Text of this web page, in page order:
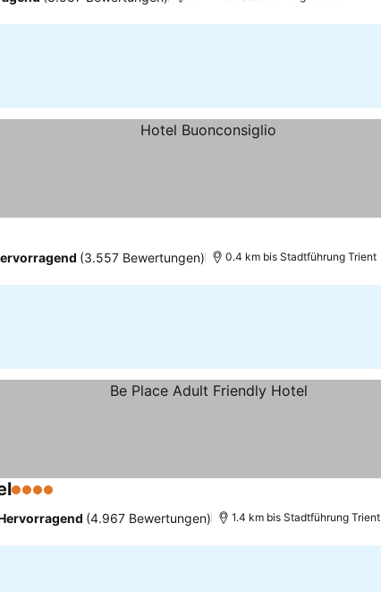
(3.557 Bewertungen) 0.4 km bis Stadtführung Trient
4 Sterne
(4.967 Bewertungen) 1.4 km bis Stadtführung Trient